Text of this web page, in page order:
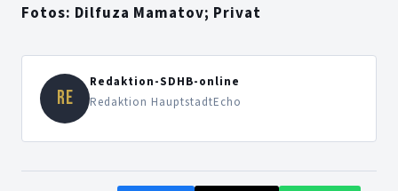
Fotos: Dilfuza Mamatov; Privat
RE
Redaktion-SDHB-online
Redaktion HauptstadtEcho